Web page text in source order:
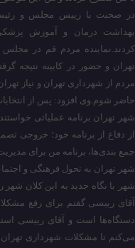
در صحبت با رییس مجلس و رئیس
بهداشت درمان و آموزش
کردند.نماینده مردم قم در
تهران و حضور در کابینه نتیجه
مردم از شهرداری تهران و نیاز
حاضر شوم.وی افزود: پس از
شهر تهران برنامه عملیاتی
از دفاع از برنامه خود؛ خروجی
جمع بندی‌ها، برنامه من برای
شهر تهران به تحول فرهنگی و
شهر با نگاه جدید به این کلان شهر
دستگاه‌ها است و آقای رییسی
می‌کنم تا مشکلات شهرداری